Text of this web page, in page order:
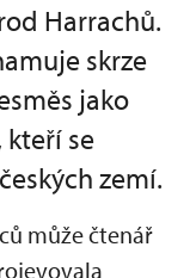
Harrachů.
skrze
jako
se
zemí.
může čtenář